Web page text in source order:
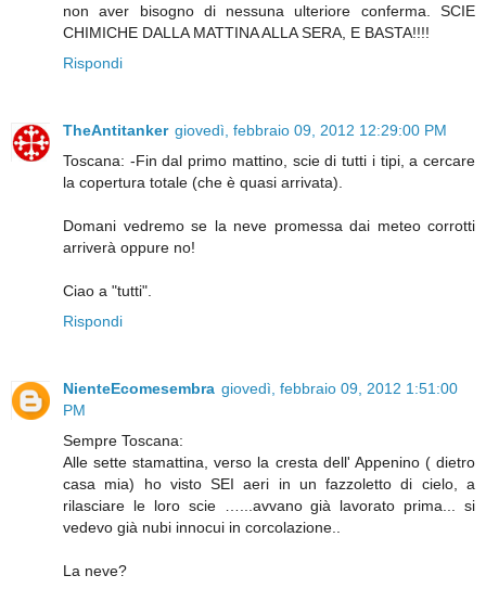
non aver bisogno di nessuna ulteriore conferma. SCIE
CHIMICHE DALLA MATTINA ALLA SERA, E BASTA!!!!
Rispondi
TheAntitanker giovedì, febbraio 09, 2012 12:29:00 PM
Toscana: -Fin dal primo mattino, scie di tutti i tipi, a cercare
la copertura totale (che è quasi arrivata).
Domani vedremo se la neve promessa dai meteo corrotti
arriverà oppure no!
Ciao a "tutti".
Rispondi
NienteEcomesembra giovedì, febbraio 09, 2012 1:51:00
PM
Sempre Toscana:
Alle sette stamattina, verso la cresta dell' Appenino ( dietro
casa mia) ho visto SEI aeri in un fazzoletto di cielo, a
rilasciare le loro scie …...avvano già lavorato prima... si
vedevo già nubi innocui in corcolazione..
La neve?